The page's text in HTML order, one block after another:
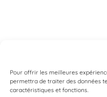
Pour offrir les meilleures
permettra de traiter des données
caractéristiques et fonctions.